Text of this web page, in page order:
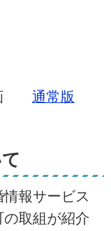
画 通常版
報サービス
の取組が紹介